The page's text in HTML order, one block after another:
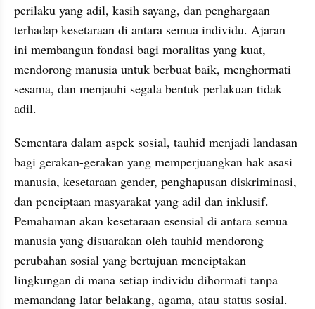
perilaku yang adil, kasih sayang, dan penghargaan
terhadap kesetaraan di antara semua individu. Ajaran
ini membangun fondasi bagi moralitas yang kuat,
mendorong manusia untuk berbuat baik, menghormati
sesama, dan menjauhi segala bentuk perlakuan tidak
adil.
Sementara dalam aspek sosial, tauhid menjadi landasan
bagi gerakan-gerakan yang memperjuangkan hak asasi
manusia, kesetaraan gender, penghapusan diskriminasi,
dan penciptaan masyarakat yang adil dan inklusif.
Pemahaman akan kesetaraan esensial di antara semua
manusia yang disuarakan oleh tauhid mendorong
perubahan sosial yang bertujuan menciptakan
lingkungan di mana setiap individu dihormati tanpa
memandang latar belakang, agama, atau status sosial.